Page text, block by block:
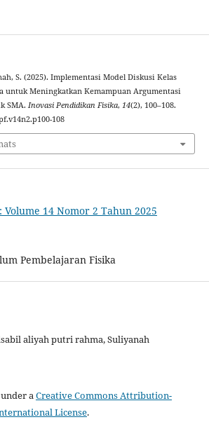
S. (2025). Implementasi Model Diskusi Kelas
untuk Meningkatkan Kemampuan Argumentasi
SMA. Inovasi Pendidikan Fisika, 14(2), 100–108.
108
Volume 14 Nomor 2 Tahun 2025
Pembelajaran Fisika
aliyah putri rahma, Suliyanah
aCreative Commons Attribution-
License.